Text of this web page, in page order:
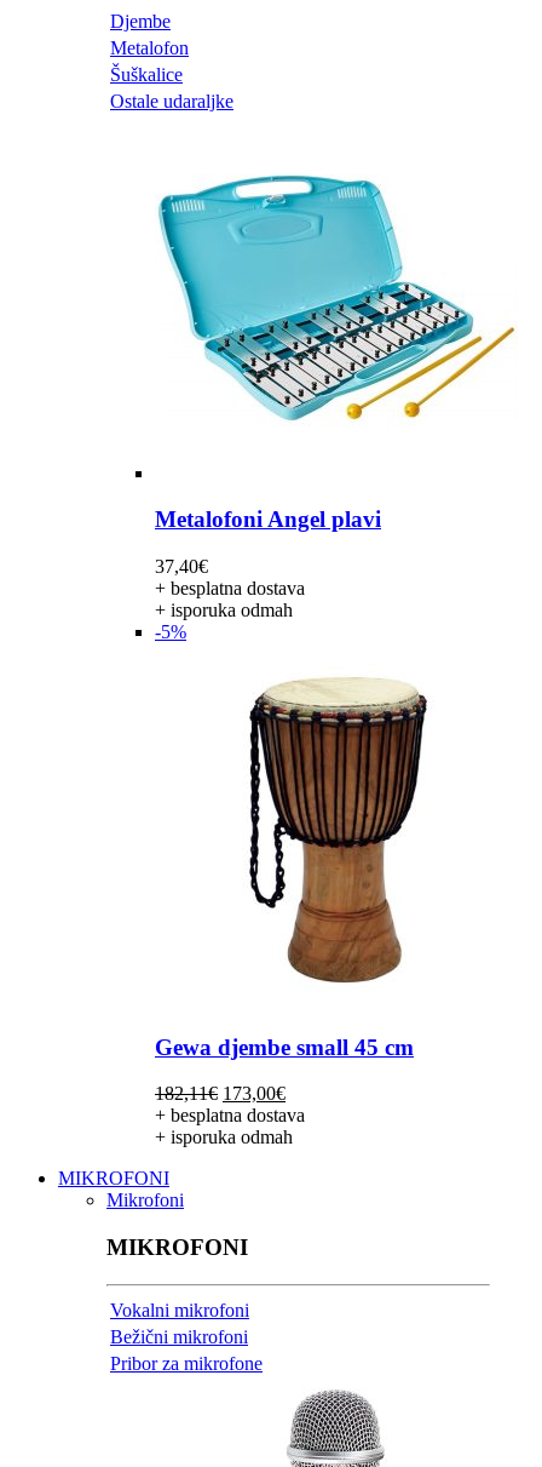
Djembe
Metalofon
Šuškalice
Ostale udaraljke
Metalofoni Angel plavi
37,40€
+ besplatna dostava
+ isporuka odmah
-5%
Gewa djembe small 45 cm
182,11€ Izvorna
cijena
bila
173,00€Trenutna
cijena
je:
+ besplatna dostava
+ isporuka odmah
MIKROFONI
Mikrofoni
MIKROFONI
Vokalni mikrofoni
Bežični mikrofoni
Pribor za mikrofone